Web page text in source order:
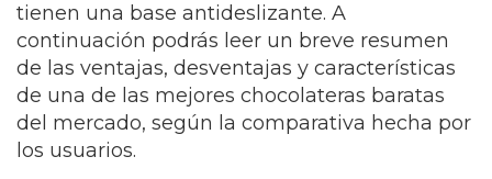
tienen una base antideslizante. A
continuación podrás leer un breve resumen
de las ventajas, desventajas y características
de una de las mejores chocolateras baratas
del mercado, según la comparativa hecha por
los usuarios.